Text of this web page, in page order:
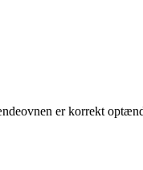
er korrekt